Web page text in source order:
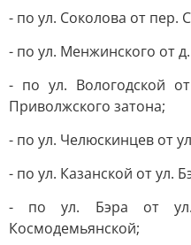
- по ул. Соколова от пер.
- по ул. Менжинского от
- по ул. Вологодской
Приволжского затона;
- по ул. Челюскинцев от
- по ул. Казанской от ул.
- по ул. Бэра от
Космодемьянской;